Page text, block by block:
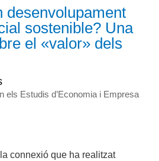
desenvolupament
sostenible? Una
el «valor» dels
els Estudis d’Economia i Empresa
connexió que ha realitzat